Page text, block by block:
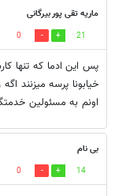
ماریه تقی پور بیرگانی
21
0
پس این ادما که تنها
خیابونا پرسه میزنند
اونم به مسئولین
بی نام
14
0